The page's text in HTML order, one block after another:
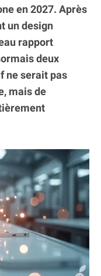
en 2027. Après
un design
rapport
deux
ne serait pas
mais de